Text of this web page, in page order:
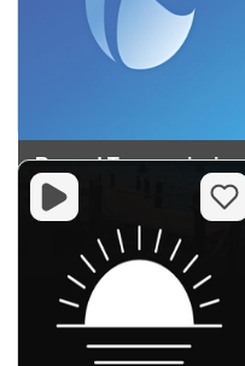
Record Trancemission